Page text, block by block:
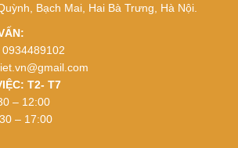
Bạch Mai, Hai Bà Trưng, Hà Nội.
T2- T7
– 12:00
– 17:00